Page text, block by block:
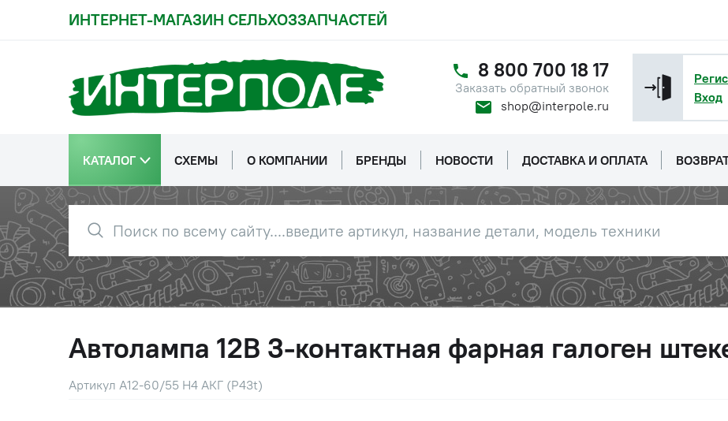
ИНТЕРНЕТ-МАГАЗИН СЕЛЬХОЗЗАПЧАСТЕЙ
8 800 700 18 17
Заказать обратный звонок
shop@interpole.ru
Вход
КАТАЛОГ СХЕМЫ О КОМПАНИИ БРЕНДЫ НОВОСТИ ДОСТАВКА И ОПЛАТА
Автолампа 12В 3-контактная фарная галоген
Артикул А12-60/55 H4 АКГ (P43t)